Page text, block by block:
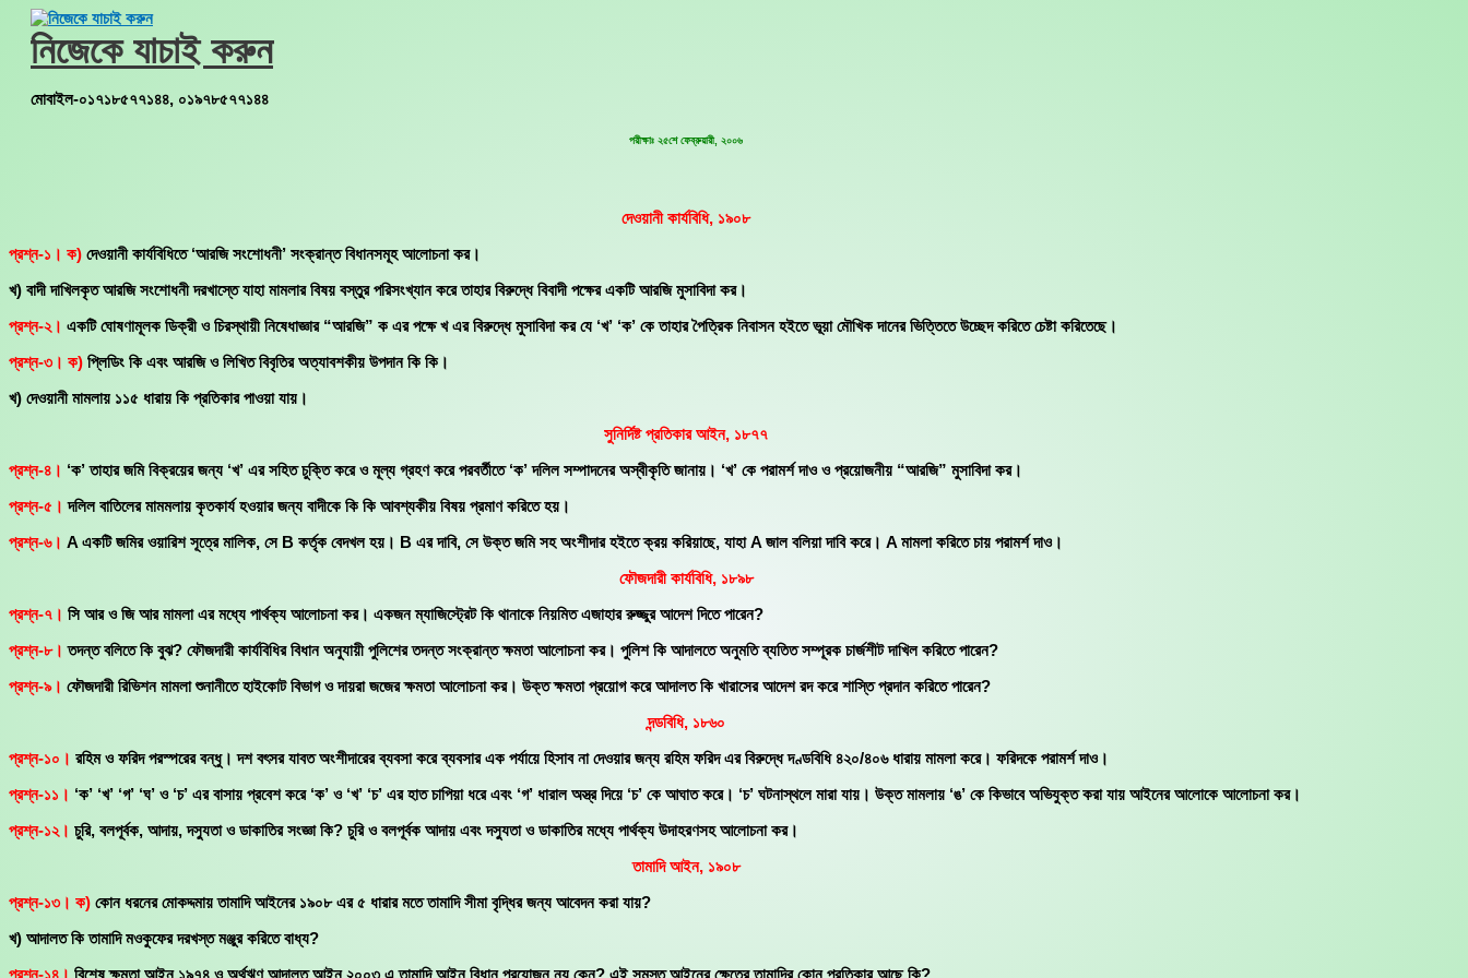
Skip
content
নিজেকে যাচাই করুন
মোবাইল-০১৭১৮৫৭৭১৪৪, ০১৯৭৮৫৭৭১৪৪
পরীক্ষাঃ ২৫শে ফেব্রুয়ারী, ২০০৬
দেওয়ানী কার্যবিধি, ১৯০৮
প্রশ্ন-১। ক) দেওয়ানী কার্যবিধিতে ‘আরজি সংশোধনী’ সংক্রান্ত বিধানসমূহ আলোচনা কর।
খ) বাদী দাখিলকৃত আরজি সংশোধনী দরখাস্তে যাহা মামলার বিষয় বস্তুর পরিসংখ্যান করে তাহার বিরুদ্ধে বিবাদী পক্ষের একটি আরজি মুসাবিদা কর।
প্রশ্ন-২। একটি ঘোষণামূলক ডিক্রী ও চিরস্থায়ী নিষেধাজ্ঞার “আরজি” ক এর পক্ষে খ এর বিরুদ্ধে মুসাবিদা কর যে ‘খ’ ‘ক’ কে তাহার পৈত্রিক নিবাসন হইতে ভূয়া মৌখিক দানের ভিত্তিতে উচ্ছেদ করিতে চেষ্টা করিতেছে।
প্রশ্ন-৩। ক) প্লিডিং কি এবং আরজি ও লিখিত বিবৃতির অত্যাবশকীয় উপদান কি কি।
খ) দেওয়ানী মামলায় ১১৫ ধারায় কি প্রতিকার পাওয়া যায়।
সুনির্দিষ্ট প্রতিকার আইন, ১৮৭৭
প্রশ্ন-৪। ‘ক’ তাহার জমি বিক্রয়ের জন্য ‘খ’ এর সহিত চুক্তি করে ও মূল্য গ্রহণ করে পরবর্তীতে ‘ক’ দলিল সম্পাদনের অস্বীকৃতি জানায়। ‘খ’ কে পরামর্শ দাও ও প্রয়োজনীয় “আরজি” মুসাবিদা কর।
প্রশ্ন-৫। দলিল বাতিলের মামমলায় কৃতকার্য হওয়ার জন্য বাদীকে কি কি আবশ্যকীয় বিষয় প্রমাণ করিতে হয়।
প্রশ্ন-৬। A একটি জমির ওয়ারিশ সূত্রে মালিক, সে B কর্তৃক বেদখল হয়। B এর দাবি, সে উক্ত জমি সহ অংশীদার হইতে ক্রয় করিয়াছে, যাহা A জাল বলিয়া দাবি করে। A মামলা করিতে চায় পরামর্শ দাও।
ফৌজদারী কার্যবিধি, ১৮৯৮
প্রশ্ন-৭। সি আর ও জি আর মামলা এর মধ্যে পার্থক্য আলোচনা কর। একজন ম্যাজিস্ট্রেট কি থানাকে নিয়মিত এজাহার রুজ্জুর আদেশ দিতে পারেন?
প্রশ্ন-৮। তদন্ত বলিতে কি বুঝ? ফৌজদারী কার্যবিধির বিধান অনুযায়ী পুলিশের তদন্ত সংক্রান্ত ক্ষমতা আলোচনা কর। পুলিশ কি আদালতে অনুমতি ব্যতিত সম্পূরক চার্জশীট দাখিল করিতে পারেন?
প্রশ্ন-৯। ফৌজদারী রিভিশন মামলা শুনানীতে হাইকোট বিভাগ ও দায়রা জজের ক্ষমতা আলোচনা কর। উক্ত ক্ষমতা প্রয়োগ করে আদালত কি খারাসের আদেশ রদ করে শাস্তি প্রদান করিতে পারেন?
দন্ডবিধি, ১৮৬০
প্রশ্ন-১০। রহিম ও ফরিদ পরস্পরের বন্ধু। দশ বৎসর যাবত অংশীদারের ব্যবসা করে ব্যবসার এক পর্যায়ে হিসাব না দেওয়ার জন্য রহিম ফরিদ এর বিরুদ্ধে দণ্ডবিধি ৪২০/৪০৬ ধারায় মামলা করে। ফরিদকে পরামর্শ দাও।
প্রশ্ন-১১। ‘ক’ ‘খ’ ‘গ’ ‘ঘ’ ও ‘চ’ এর বাসায় প্রবেশ করে ‘ক’ ও ‘খ’ ‘চ’ এর হাত চাপিয়া ধরে এবং ‘গ’ ধারাল অস্ত্র দিয়ে ‘চ’ কে আঘাত করে। ‘চ’ ঘটনাস্থলে মারা যায়। উক্ত মামলায় ‘ঙ’ কে কিভাবে অভিযুক্ত করা যায় আইনের আলোকে আলোচনা কর।
প্রশ্ন-১২। চুরি, বলপূর্বক, আদায়, দস্যুতা ও ডাকাতির সংজ্ঞা কি? চুরি ও বলপূর্বক আদায় এবং দস্যুতা ও ডাকাতির মধ্যে পার্থক্য উদাহরণসহ আলোচনা কর।
তামাদি আইন, ১৯০৮
প্রশ্ন-১৩। ক) কোন ধরনের মোকদ্দমায় তামাদি আইনের ১৯০৮ এর ৫ ধারার মতে তামাদি সীমা বৃদ্ধির জন্য আবেদন করা যায়?
খ) আদালত কি তামাদি মওকুফের দরখস্ত মঞ্জুর করিতে বাধ্য?
প্রশ্ন-১৪। বিশেষ ক্ষমতা আইন ১৯৭৪ ও অর্থঋণ আদালত আইন ২০০৩ এ তামাদি আইন বিধান প্রয়োজন নয় কেন? এই সমস্ত আইনের ক্ষেত্রে তামাদির কোন প্রতিকার আছে কি?